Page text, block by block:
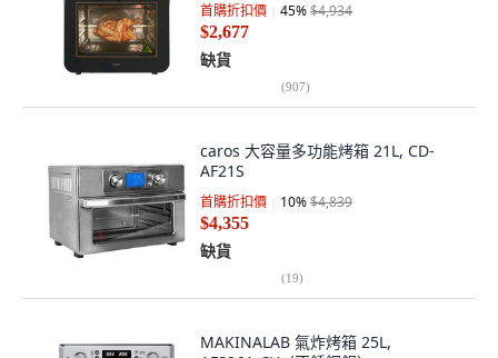
首購折扣價 45%$4,934
$2,677
缺貨
(907)
caros 大容量多功能烤箱 21L, CD-
AF21S
首購折扣價 10%$4,839
$4,355
缺貨
(19)
MAKINALAB 氣炸烤箱 25L,